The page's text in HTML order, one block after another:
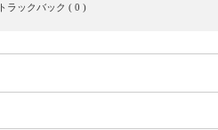
トラックバック ( 0 )